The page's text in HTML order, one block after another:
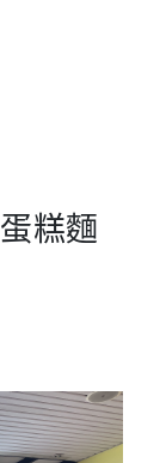
糕麵